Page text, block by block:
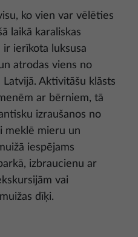
ko vien var vēlēties
laikā karaliskas
ierīkota luksusa
atrodas viens no
Aktivitāšu klāsts
ar bērniem, tā
izraušanos no
meklē mieru un
iespējams
izbraucienu ar
vai
dīķi.